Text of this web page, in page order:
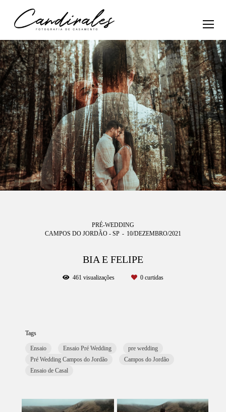
PRÉ-WEDDING
CAMPOS DO JORDÃO - SP
10/DEZEMBRO/2021
BIA E FELIPE
461 visualizações 0 curtidas
Tags
Ensaio Ensaio Pré Wedding
pre wedding
Pré Wedding Campos do Jordão
Campos do Jordão
Ensaio de Casal